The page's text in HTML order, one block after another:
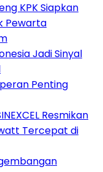
KPK Siapkan
Pewarta
Jadi Sinyal
Penting
Resmikan
Tercepat di